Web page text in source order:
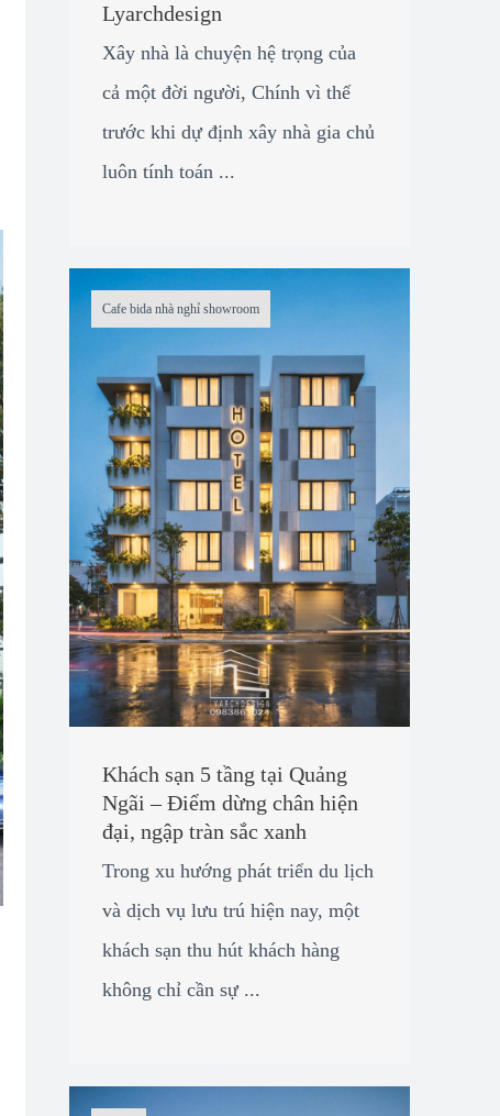
Lyarchdesign
Xây nhà là chuyện hệ trọng của
cả một đời người, Chính vì thế
trước khi dự định xây nhà gia chủ
luôn tính toán ...
Cafe bida nhà nghỉ showroom
Khách sạn 5 tầng tại Quảng
Ngãi – Điểm dừng chân hiện
đại, ngập tràn sắc xanh
Trong xu hướng phát triển du lịch
và dịch vụ lưu trú hiện nay, một
khách sạn thu hút khách hàng
không chỉ cần sự ...